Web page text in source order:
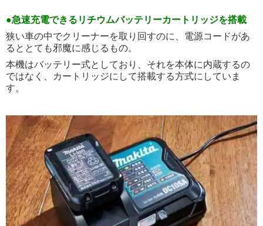
●急速充電できるリチウムバッテリーカートリッジを搭載
狭い車の中でクリーナーを取り回すのに、電源コードがあ
るととても邪魔に感じるもの。
本機はバッテリー式としており、それを本体に内蔵するの
ではなく、カートリッジにして搭載する方式にしていま
す。